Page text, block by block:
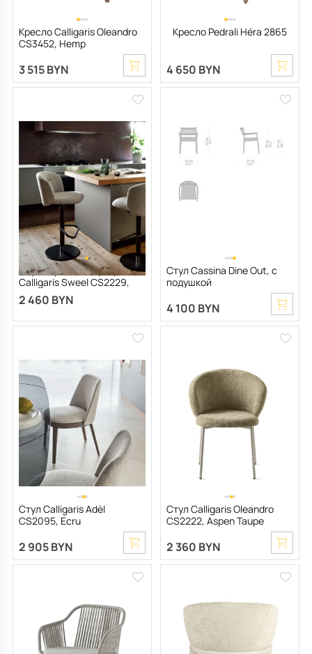
Кресло Calligaris Oleandro
CS3452, Hemp
3 515 BYN
Кресло Pedrali Héra 2865
4 650 BYN
Стул барный/полубарный
Calligaris Sweel CS2229,
Sand
2 460 BYN
Стул Cassina Dine Out, c
подушкой
4 100 BYN
Стул Calligaris Adèl
CS2095, Ecru
2 905 BYN
Стул Calligaris Oleandro
CS2222, Aspen Taupe
2 360 BYN